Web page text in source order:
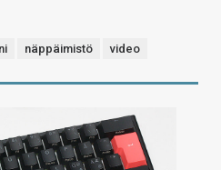
näppäimistö video